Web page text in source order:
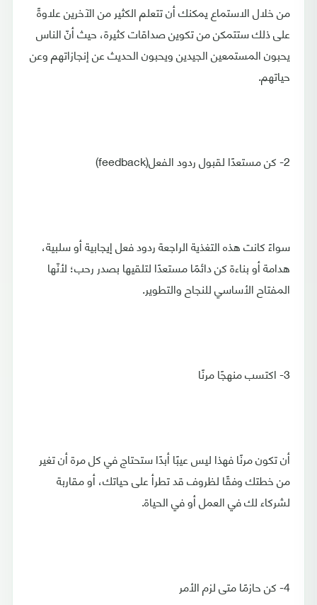
من خلال الاستماع يمكنك أن تتعلم الكثير من الآخرين علاوةً
على ذلك ستتمكن من تكوين صداقات كثيرة، حيث أنّ الناس
يحبون المستمعين الجيدين ويحبون الحديث عن إنجازاتهم وعن
حياتهم.
2- كن مستعدًا لقبول ردود الفعل(feedback)
سواءً كانت هذه التغذية الراجعة ردود فعل إيجابية أو سلبية،
هدامة أو بناءة كن دائمًا مستعدًا لتلقيها بصدر رحب؛ لأنّها
المفتاح الأساسي للنجاح والتطوير.
3- اكتسب منهجًا مرنًا
أن تكون مرنًا فهذا ليس عيبًا أبدًا ستحتاج في كل مرة أن تغير
من خطتك وفقًا لظروف قد تطرأ على حياتك، أو مقاربة
لشركاء لك في العمل أو في الحياة.
4- كن حازمًا متى لزم الأمر